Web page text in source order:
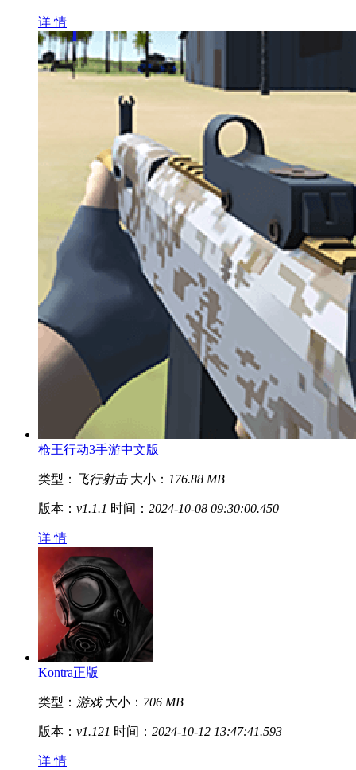
详 情
枪王行动3手游中文版
类型： 飞行射击 大小： 176.88 MB
版本： v1.1.1 时间： 2024-10-08 09:30:00.450
详 情
Kontra正版
类型： 游戏 大小： 706 MB
版本： v1.121 时间： 2024-10-12 13:47:41.593
详 情